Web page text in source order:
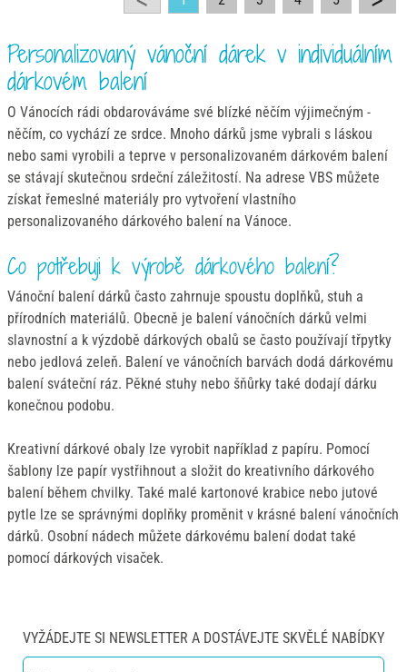
Personalizovaný vánoční dárek v individuálním
dárkovém balení
O Vánocích rádi obdarováváme své blízké něčím výjimečným -
něčím, co vychází ze srdce. Mnoho dárků jsme vybrali s láskou
nebo sami vyrobili a teprve v personalizovaném dárkovém balení
se stávají skutečnou srdeční záležitostí. Na adrese VBS můžete
získat řemeslné materiály pro vytvoření vlastního
personalizovaného dárkového balení na Vánoce.
Co potřebuji k výrobě dárkového balení?
Vánoční balení dárků často zahrnuje spoustu doplňků, stuh a
přírodních materiálů. Obecně je balení vánočních dárků velmi
slavnostní a k výzdobě dárkových obalů se často používají třpytky
nebo jedlová zeleň. Balení ve vánočních barvách dodá dárkovému
balení sváteční ráz. Pěkné stuhy nebo šňůrky také dodají dárku
konečnou podobu.
Kreativní dárkové obaly lze vyrobit například z papíru. Pomocí
šablony lze papír vystřihnout a složit do kreativního dárkového
balení během chvilky. Také malé kartonové krabice nebo jutové
pytle lze se správnými doplňky proměnit v krásné balení vánočních
dárků. Osobní nádech můžete dárkovému balení dodat také
pomocí dárkových visaček.
VYŽÁDEJTE SI NEWSLETTER A DOSTÁVEJTE SKVĚLÉ NABÍDKY